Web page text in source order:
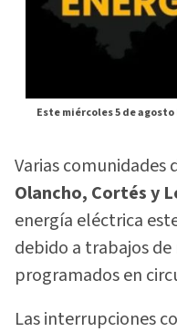
Este miércoles 5 de
Varias comunidades
Olancho, Cortés y
energía eléctrica
debido a trabajos
programados en
Las interrupciones